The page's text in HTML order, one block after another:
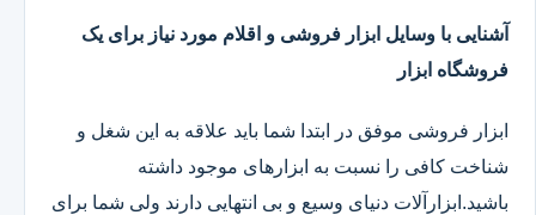
آشنایی با وسایل ابزار فروشی و اقلام مورد نیاز برای یک
فروشگاه ابزار
ابزار فروشی موفق در ابتدا شما باید علاقه به این شغل و
شناخت کافی را نسبت به ابزارهای موجود داشته
باشید.ابزارآلات دنیای وسیع و بی انتهایی دارند ولی شما برای